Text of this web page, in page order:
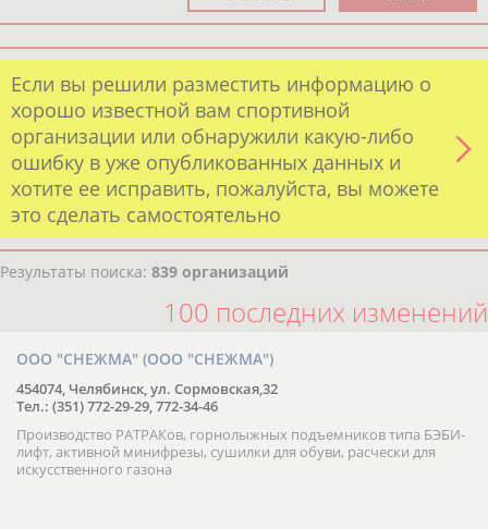
Если вы решили разместить информацию о
хорошо известной вам спортивной
организации или обнаружили какую-либо
ошибку в уже опубликованных данных и
хотите ее исправить, пожалуйста, вы можете
это сделать самостоятельно
Результаты поиска: 839 организаций
100 последних изменений
ООО "СНЕЖМА" (ООО "СНЕЖМА")
454074, Челябинск, ул. Сормовская,32
Тел.: (351) 772-29-29, 772-34-46
Производство РАТРАКов, горнолыжных подъемников типа БЭБИ-
лифт, активной минифрезы, сушилки для обуви, расчески для
искусственного газона